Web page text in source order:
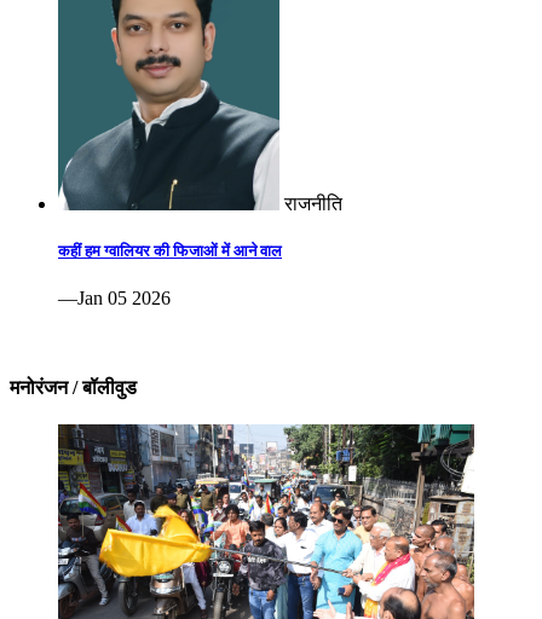
राजनीति
कहीं हम ग्वालियर की फिजाओं में आने वाल
—Jan 05 2026
मनोरंजन / बॉलीवुड